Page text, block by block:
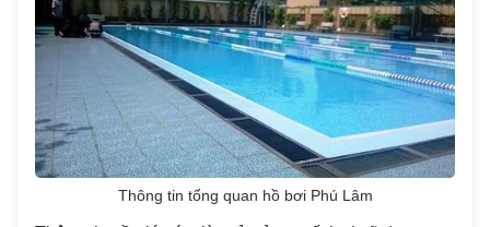
Thông tin tổng quan hồ bơi Phú Lâm